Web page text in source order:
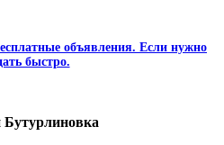
объявления. Если нужно
быстро.
Бутурлиновка